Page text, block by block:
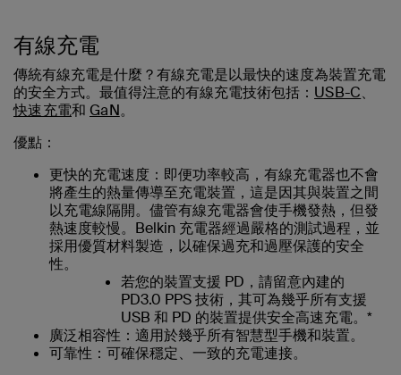
有線充電
傳統有線充電是什麼？有線充電是以最快的速度為裝置充電
的安全方式。最值得注意的有線充電技術包括： USB-C、
快速充電和 GaN。
優點：
更快的充電速度：即便功率較高，有線充電器也不會
將產生的熱量傳導至充電裝置，這是因其與裝置之間
以充電線隔開。儘管有線充電器會使手機發熱，但發
熱速度較慢。Belkin 充電器經過嚴格的測試過程，並
採用優質材料製造，以確保過充和過壓保護的安全
性。
若您的裝置支援 PD，請留意內建的
PD3.0 PPS 技術，其可為幾乎所有支援
USB 和 PD 的裝置提供安全高速充電。*
廣泛相容性：適用於幾乎所有智慧型手機和裝置。
可靠性：可確保穩定、一致的充電連接。